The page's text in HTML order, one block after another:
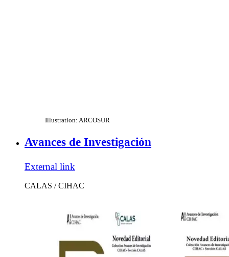
Illustration: ARCOSUR
Avances de Investigación
External link
CALAS / CIHAC